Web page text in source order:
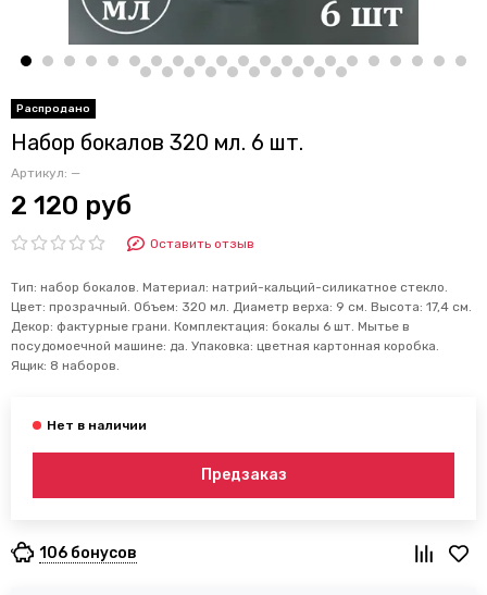
Набор бокалов 320 мл. 6 шт.
Артикул: —
2 120 руб
Оставить отзыв
Тип: набор бокалов. Материал: натрий-кальций-силикатное стекло.
Цвет: прозрачный. Объем: 320 мл. Диаметр верха: 9 см. Высота: 17,4 см.
Декор: фактурные грани. Комплектация: бокалы 6 шт. Мытье в
посудомоечной машине: да. Упаковка: цветная картонная коробка.
Ящик: 8 наборов.
Предзаказ
106 бонусов